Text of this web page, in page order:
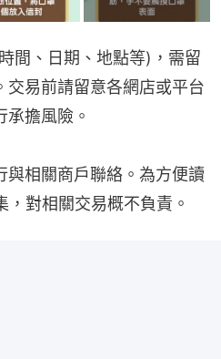
間、日期、地點等)，需留
交易前請留意各網店或平台
擔風險。
與相關商戶聯絡。為方便讀
對相關交易概不負責。